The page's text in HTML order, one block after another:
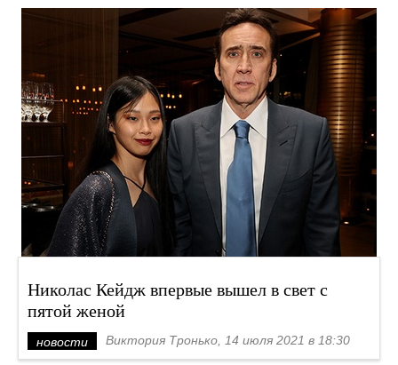
Николас Кейдж впервые вышел в свет с
пятой женой
новости Виктория Тронько, 14 июля 2021 в 18:30